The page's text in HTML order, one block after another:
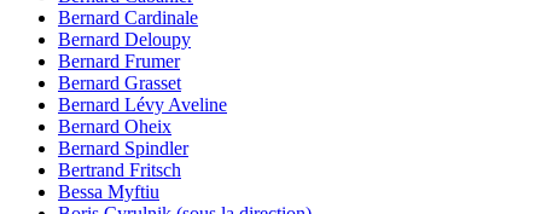
Bernard Cardinale
Bernard Deloupy
Bernard Frumer
Bernard Grasset
Bernard Lévy Aveline
Bernard Oheix
Bernard Spindler
Bertrand Fritsch
Bessa Myftiu